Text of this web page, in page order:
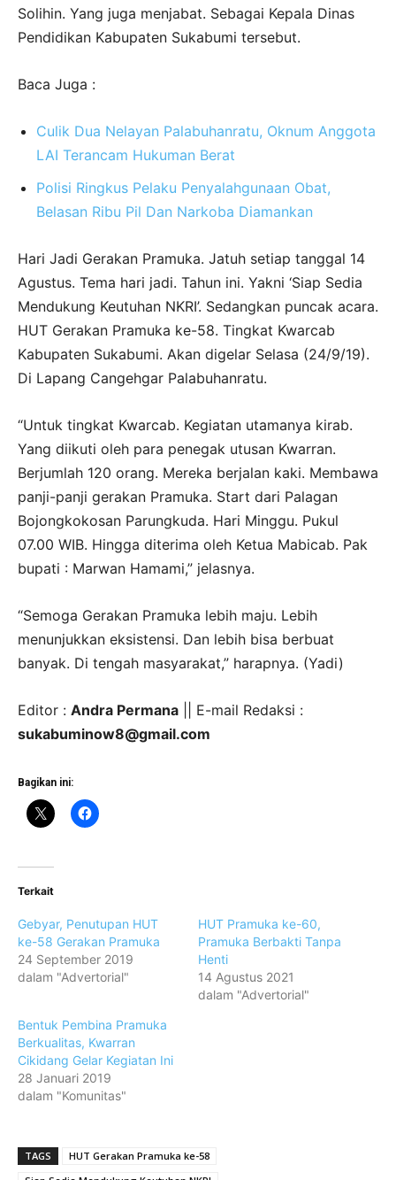
Solihin. Yang juga menjabat. Sebagai Kepala Dinas
Pendidikan Kabupaten Sukabumi tersebut.
Baca Juga :
Culik Dua Nelayan Palabuhanratu, Oknum Anggota
LAI Terancam Hukuman Berat
Polisi Ringkus Pelaku Penyalahgunaan Obat,
Belasan Ribu Pil Dan Narkoba Diamankan
Hari Jadi Gerakan Pramuka. Jatuh setiap tanggal 14
Agustus. Tema hari jadi. Tahun ini. Yakni ‘Siap Sedia
Mendukung Keutuhan NKRI’. Sedangkan puncak acara.
HUT Gerakan Pramuka ke-58. Tingkat Kwarcab
Kabupaten Sukabumi. Akan digelar Selasa (24/9/19).
Di Lapang Cangehgar Palabuhanratu.
“Untuk tingkat Kwarcab. Kegiatan utamanya kirab.
Yang diikuti oleh para penegak utusan Kwarran.
Berjumlah 120 orang. Mereka berjalan kaki. Membawa
panji-panji gerakan Pramuka. Start dari Palagan
Bojongkokosan Parungkuda. Hari Minggu. Pukul
07.00 WIB. Hingga diterima oleh Ketua Mabicab. Pak
bupati : Marwan Hamami,” jelasnya.
“Semoga Gerakan Pramuka lebih maju. Lebih
menunjukkan eksistensi. Dan lebih bisa berbuat
banyak. Di tengah masyarakat,” harapnya. (Yadi)
Editor : Andra Permana || E-mail Redaksi :
sukabuminow8@gmail.com
Bagikan ini:
Terkait
Gebyar, Penutupan HUT
ke-58 Gerakan Pramuka
24 September 2019
dalam "Advertorial"
HUT Pramuka ke-60,
Pramuka Berbakti Tanpa
Henti
14 Agustus 2021
dalam "Advertorial"
Bentuk Pembina Pramuka
Berkualitas, Kwarran
Cikidang Gelar Kegiatan Ini
28 Januari 2019
dalam "Komunitas"
TAGS
HUT Gerakan Pramuka ke-58